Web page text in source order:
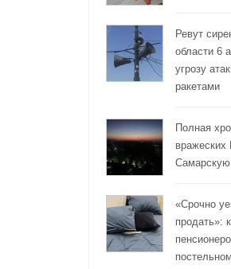
Ревут
области 6
угрозу
ракетами
Полная
Самарскую
«Срочно
продать»: